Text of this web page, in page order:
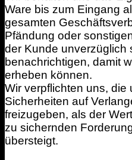
Ware bis zum Eingang
gesamten
Pfändung oder
der Kunde unverzüglich
benachrichtigen, damit
erheben können.
Wir verpflichten uns, die
Sicherheiten auf
freizugeben, als der
zu sichernden
übersteigt.